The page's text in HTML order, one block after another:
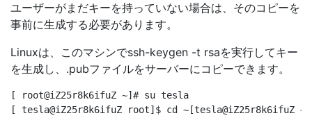
ユーザーがまだキーを持っていない場合は、そのコピーを
事前に生成する必要があります。
Linuxは、このマシンでssh-keygen -t rsaを実行してキー
を生成し、.pubファイルをサーバーにコピーできます。
[ root@iZ25r8k6ifuZ ~]# su tesla
[ tesla@iZ25r8k6ifuZ root]$ cd ~[tesla@iZ25r8k6ifuZ